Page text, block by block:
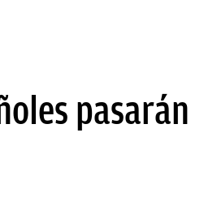
pasarán